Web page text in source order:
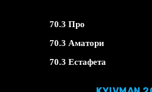
70.3 Про
70.3 Аматори
70.3 Естафета